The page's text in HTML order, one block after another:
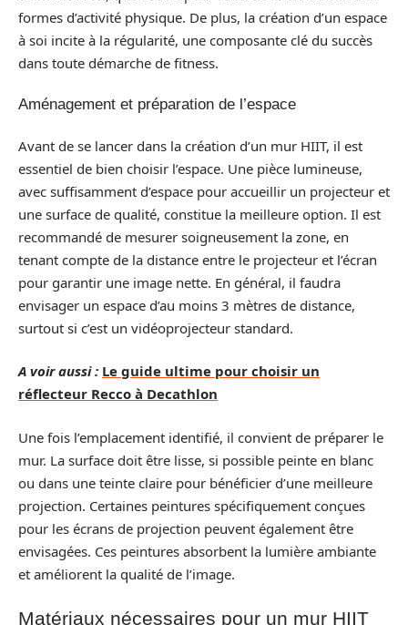
formes d’activité physique. De plus, la création d’un espace
à soi incite à la régularité, une composante clé du succès
dans toute démarche de fitness.
Aménagement et préparation de l’espace
Avant de se lancer dans la création d’un mur HIIT, il est
essentiel de bien choisir l’espace. Une pièce lumineuse,
avec suffisamment d’espace pour accueillir un projecteur et
une surface de qualité, constitue la meilleure option. Il est
recommandé de mesurer soigneusement la zone, en
tenant compte de la distance entre le projecteur et l’écran
pour garantir une image nette. En général, il faudra
envisager un espace d’au moins 3 mètres de distance,
surtout si c’est un vidéoprojecteur standard.
A voir aussi : Le guide ultime pour choisir un
réflecteur Recco à Decathlon
Une fois l’emplacement identifié, il convient de préparer le
mur. La surface doit être lisse, si possible peinte en blanc
ou dans une teinte claire pour bénéficier d’une meilleure
projection. Certaines peintures spécifiquement conçues
pour les écrans de projection peuvent également être
envisagées. Ces peintures absorbent la lumière ambiante
et améliorent la qualité de l’image.
Matériaux nécessaires pour un mur HIIT